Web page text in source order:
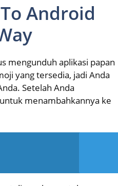
Android
mengunduh aplikasi papan
yang tersedia, jadi Anda
Setelah Anda
menambahkannya ke